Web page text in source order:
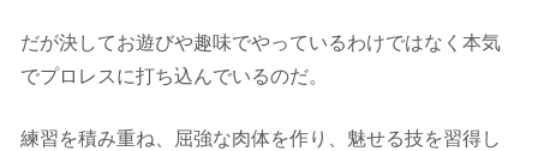
だが決してお遊びや趣味でやっているわけではなく本気
でプロレスに打ち込んでいるのだ。
練習を積み重ね、屈強な肉体を作り、魅せる技を習得し